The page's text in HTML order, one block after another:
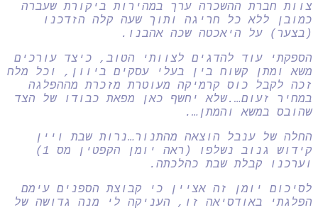
צוות חברת ההשכרה ערך במהירות ביקורת שעברה
כמובן ללא כל חריגה ותוך שעה קלה הזדכנו
(בצער) על היאכטה שכה אהבנו.
הספקתי עוד להדגים לצוותי הטוב, כיצד עורכים
משא ומתן קשוח בין בעלי עסקים ביוון, וכל מלח
זכה לקבל כוס קרמיקה מעוטרת מזכרת מההפלגה
במחיר זעום….שלא יחשף כאן מפאת כבודו של הצד
שהובס במשא והמתן….
החלה של ענבל הוצאה מהתנור…נרות שבת ויין
קידוש גנוב נשלפו (ראה יומן הקפטין מס 1)
וערכנו קבלת שבת כהלכתה.
לסיכום יומן זה אציין כי קבוצת הספנים עימם
הפלגתי באודסיאה זו, העניקה לי מנה גדושה של